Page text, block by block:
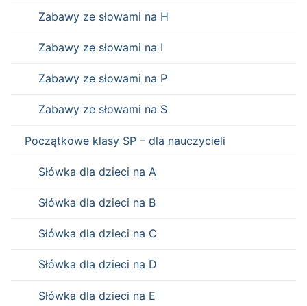
Zabawy ze słowami na H
Zabawy ze słowami na I
Zabawy ze słowami na P
Zabawy ze słowami na S
Początkowe klasy SP – dla nauczycieli
Słówka dla dzieci na A
Słówka dla dzieci na B
Słówka dla dzieci na C
Słówka dla dzieci na D
Słówka dla dzieci na E